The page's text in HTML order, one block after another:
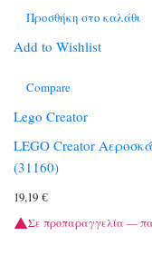
Προσθήκη στο καλάθι
Add to Wishlist
Compare
Lego Creator
LEGO Creator
(31160)
19,19 €
Σε προπαραγγελία —